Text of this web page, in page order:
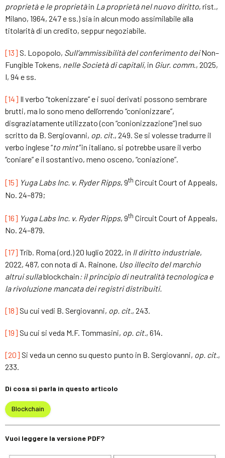
proprietà e le proprietàin La proprietà nel nuovo diritto, rist.,
Milano, 1964, 247 e ss.) sia in alcun modo assimilabile alla
titolarità di un credito, seppur negoziabile.
[13] S. Lopopolo, Sull’ammissibilità del conferimento deiNon–
Fungible Tokens, nelle Società di capitali, in Giur. comm., 2025,
I, 94 e ss.
[14] Il verbo “tokenizzare” e i suoi derivati possono sembrare
brutti, ma lo sono meno dell’orrendo “conionizzare”,
disgraziatamente utilizzato (con “conionizzazione”) nel suo
scritto da B. Sergiovanni, op. cit., 249. Se si volesse tradurre il
verbo inglese “to mint”in italiano, si potrebbe usare il verbo
“coniare” e il sostantivo, meno osceno, “coniazione”.
[15] Yuga Labs Inc. v. Ryder Ripps, 9th Circuit Court of Appeals,
No. 24–879;
[16] Yuga Labs Inc. v. Ryder Ripps, 9th Circuit Court of Appeals,
No. 24–879.
[17] Trib. Roma (ord.) 20 luglio 2022, in Il diritto industriale,
2022, 487, con nota di A. Rainone, Uso illecito del marchio
altrui sullablockchain: il principio di neutralità tecnologica e
la rivoluzione mancata dei registri distribuiti.
[18] Su cui vedi B. Sergiovanni, op. cit., 243.
[19] Su cui si veda M.F. Tommasini, op. cit., 614.
[20] Si veda un cenno su questo punto in B. Sergiovanni, op. cit.,
233.
Di cosa si parla in questo articolo
Blockchain
Vuoi leggere la versione PDF?